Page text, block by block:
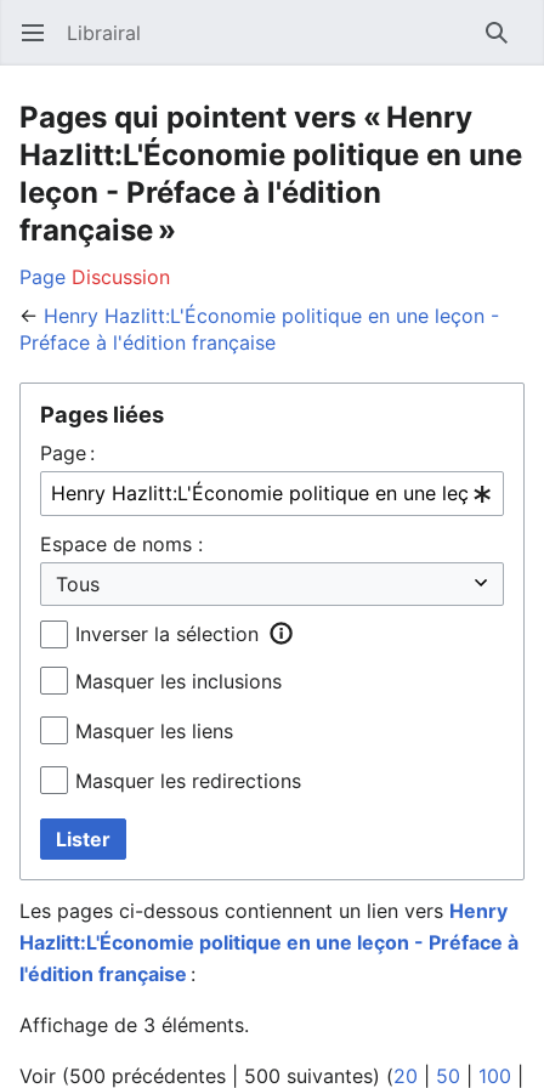
Ouvrir le menu principal Librairal
Pages qui pointent vers « Henry
Hazlitt:L'Économie politique en une
leçon - Préface à l'édition
française »
Page Discussion
← Henry Hazlitt:L'Économie politique en une leçon -
Préface à l'édition française
Pages liées
Page :
Espace de noms :
Inverser la sélection
Masquer les inclusions
Masquer les liens
Masquer les redirections
Lister
Les pages ci-dessous contiennent un lien vers Henry
Hazlitt:L'Économie politique en une leçon - Préface à
l'édition française :
Affichage de 3 éléments.
Voir (500 précédentes 500 suivantes) (20 50 100